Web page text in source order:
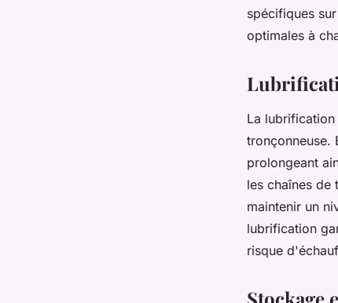
spécifiques
optimales à
La
tronçonneuse.
prolongeant
les chaînes de
maintenir un
lubrification
risque
Stockage